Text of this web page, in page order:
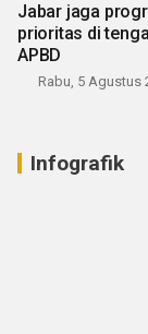
Jabar jaga
prioritas di
APBD
Rabu, 5 Agustus
Infografik